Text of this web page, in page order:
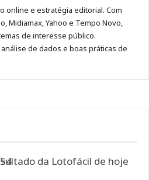
no
Pinterest
no
LinkedIn
no
Instagram
no
Facebook
online e estratégia editorial. Com
Midiamax, Yahoo e Tempo Novo,
de interesse público.
de dados e boas práticas de